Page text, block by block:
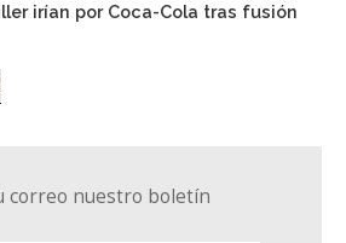
irían por Coca-Cola tras fusión
correo nuestro boletín